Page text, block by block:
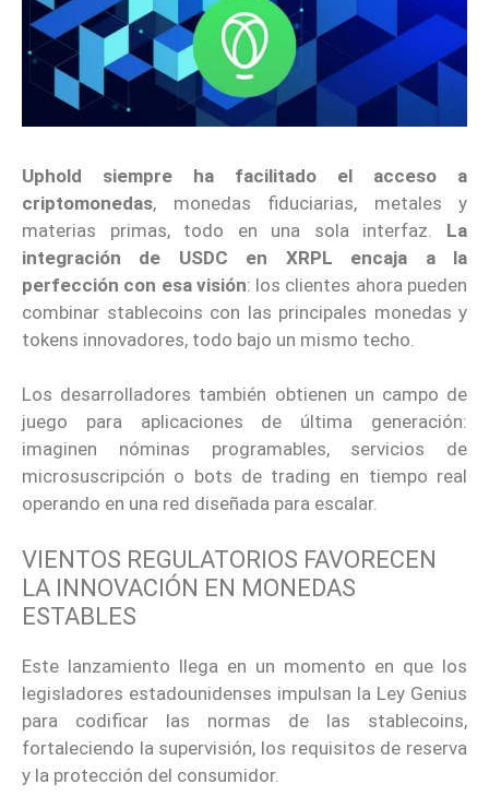
Uphold siempre ha facilitado el acceso a
criptomonedas, monedas fiduciarias, metales y
materias primas, todo en una sola interfaz. La
integración de USDC en XRPL encaja a la
perfección con esa visión: los clientes ahora pueden
combinar stablecoins con las principales monedas y
tokens innovadores, todo bajo un mismo techo.
Los desarrolladores también obtienen un campo de
juego para aplicaciones de última generación:
imaginen nóminas programables, servicios de
microsuscripción o bots de trading en tiempo real
operando en una red diseñada para escalar.
VIENTOS REGULATORIOS FAVORECEN
LA INNOVACIÓN EN MONEDAS
ESTABLES
Este lanzamiento llega en un momento en que los
legisladores estadounidenses impulsan la Ley Genius
para codificar las normas de las stablecoins,
fortaleciendo la supervisión, los requisitos de reserva
y la protección del consumidor.